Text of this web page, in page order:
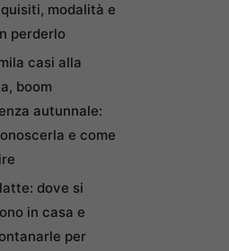
modalità e
perderlo
casi alla
boom
autunnale:
e come
dove si
in casa e
per